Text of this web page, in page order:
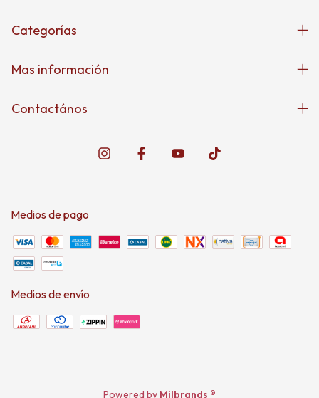
Categorías
Mas información
Contactános
Medios de pago
Medios de envío
Powered by Milbrands ®